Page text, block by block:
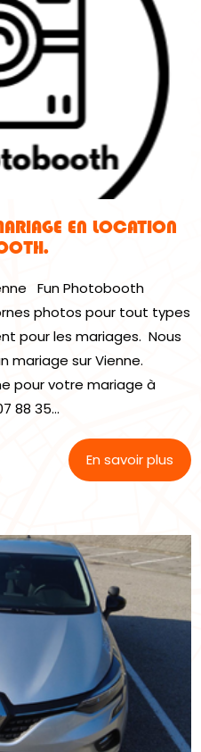
EN LOCATION
Fun Photobooth
photos pour tout types
pour les mariages. Nous
mariage sur Vienne.
pour votre mariage à
88 35...
En savoir plus